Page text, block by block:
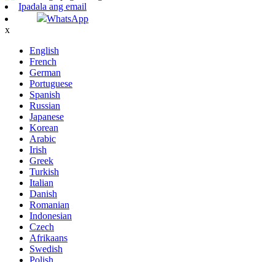
Ipadala ang email
WhatsApp
x
English
French
German
Portuguese
Spanish
Russian
Japanese
Korean
Arabic
Irish
Greek
Turkish
Italian
Danish
Romanian
Indonesian
Czech
Afrikaans
Swedish
Polish